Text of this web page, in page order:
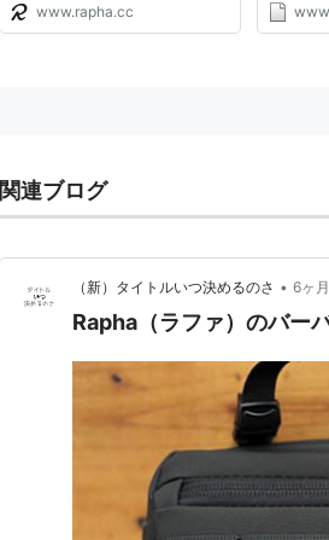
www.rapha.cc
関連ブログ
（新）タイトルいつ決めるのさ • 6ヶ
Rapha（ラファ）のバー